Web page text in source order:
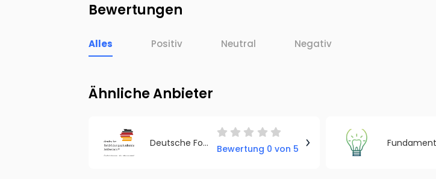
Bewertungen
Alles Positiv Neutral Negativ
Ähnliche Anbieter
Deutsche Fortbildungsakademie Heilwesen GmbH & Co. KG
Bewertung 0 von 5